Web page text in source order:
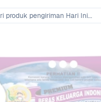
produk pengiriman Hari Ini...